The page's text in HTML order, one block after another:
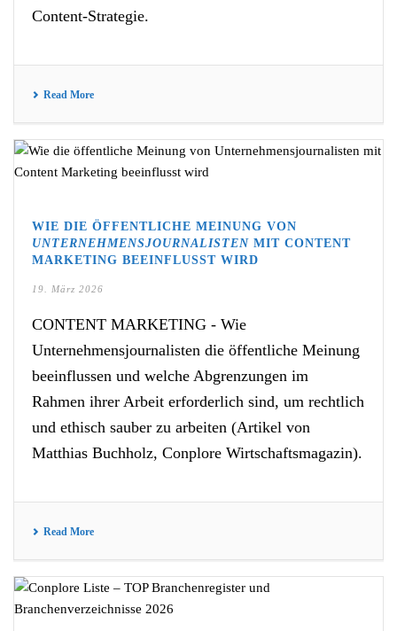
Content-Strategie.
Read More
WIE DIE ÖFFENTLICHE MEINUNG VON
UNTERNEHMENSJOURNALISTEN MIT CONTENT
MARKETING BEEINFLUSST WIRD
19. März 2026
CONTENT MARKETING - Wie
Unternehmensjournalisten die öffentliche Meinung
beeinflussen und welche Abgrenzungen im
Rahmen ihrer Arbeit erforderlich sind, um rechtlich
und ethisch sauber zu arbeiten (Artikel von
Matthias Buchholz, Conplore Wirtschaftsmagazin).
Read More